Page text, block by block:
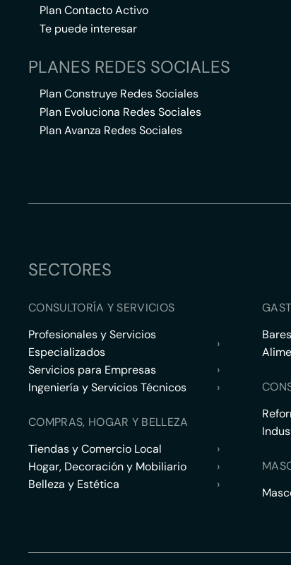
Plan Contacto Activo
Te puede interesar
PLANES REDES SOCIALES
Plan Construye Redes Sociales
Plan Evoluciona Redes Sociales
Plan Avanza Redes Sociales
SECTORES
CONSULTORÍA Y SERVICIOS
Profesionales y Servicios
Especializados
›
Servicios para Empresas
›
Ingeniería y Servicios Técnicos
›
COMPRAS, HOGAR Y BELLEZA
Tiendas y Comercio Local
›
Hogar, Decoración y Mobiliario
›
Belleza y Estética
›